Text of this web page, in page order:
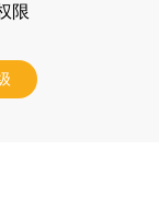
限